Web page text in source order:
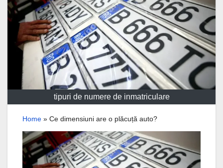
tipuri de numere de inmatriculare
Home » Ce dimensiuni are o plăcuță auto?